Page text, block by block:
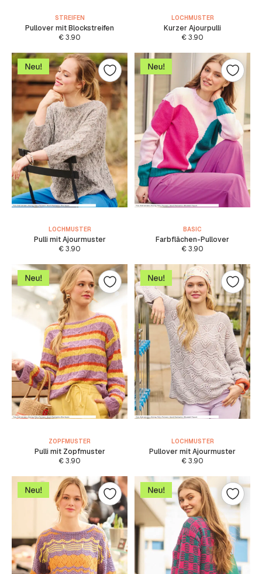
STREIFEN
Pullover mit Blockstreifen
€3.90
LOCHMUSTER
Kurzer Ajourpulli
€3.90
LOCHMUSTER
Pulli mit Ajourmuster
€3.90
BASIC
Farbflächen-Pullover
€3.90
ZOPFMUSTER
Pulli mit Zopfmuster
€3.90
LOCHMUSTER
Pullover mit Ajourmuster
€3.90